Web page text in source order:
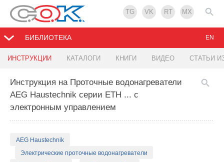
TG VK RT MX
БИБЛИОТЕКА
ИНСТРУКЦИИ КАТАЛОГИ КНИГИ ВИДЕО СТАТЬИ
EN
Инструкция на Проточные водонагреватели
AEG Haustechnik серии ETH ... с
электронным управлением
AEG Haustechnik
Электрические проточные водонагреватели